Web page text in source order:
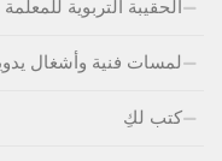
الحقيبة التربوية للمعلمة
لمسات فنية وأشغال
كتب لكِ